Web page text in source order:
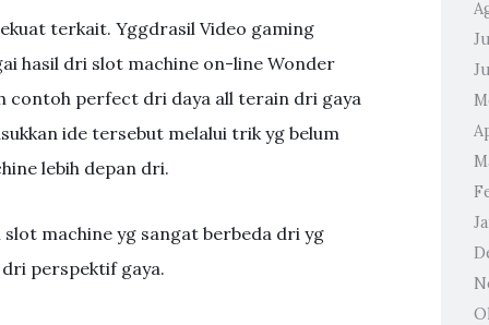
terkait. Yggdrasil Video gaming
hasil dri slot machine on-line Wonder
contoh perfect dri daya all terain dri gaya
ide tersebut melalui trik yg belum
lebih depan dri.
machine yg sangat berbeda dri yg
perspektif gaya.